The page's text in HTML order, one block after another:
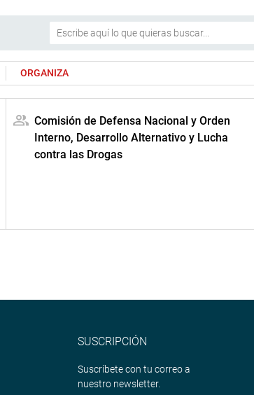
ORGANIZA
Comisión de Defensa Nacional y Orden
Interno, Desarrollo Alternativo y Lucha
contra las Drogas
SUSCRIPCIÓN
Suscríbete con tu correo a
nuestro newsletter.